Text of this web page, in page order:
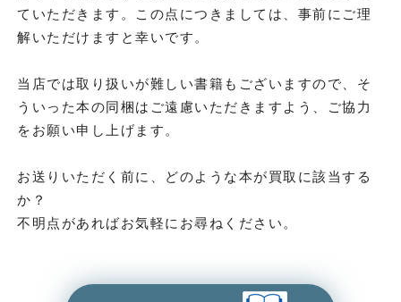
ていただきます。この点につきましては、事前にご理
解いただけますと幸いです。
当店では取り扱いが難しい書籍もございますので、そ
ういった本の同梱はご遠慮いただきますよう、ご協力
をお願い申し上げます。
お送りいただく前に、どのような本が買取に該当する
か？
不明点があればお気軽にお尋ねください。